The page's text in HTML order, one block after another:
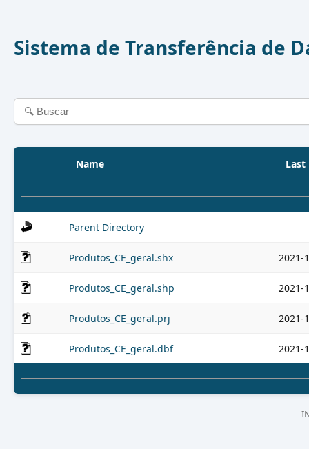
Sistema de Transferência de
Name
Parent Directory
Produtos_CE_geral.shx 2021-
Produtos_CE_geral.shp 2021-
Produtos_CE_geral.prj 2021-
Produtos_CE_geral.dbf 2021-